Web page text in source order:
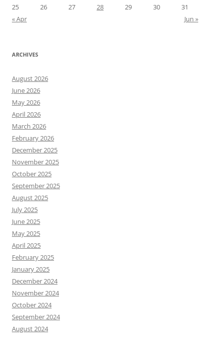
25
26 27 28 29 30
31
« Apr
Jun »
ARCHIVES
August 2026
June 2026
May 2026
April 2026
March 2026
February 2026
December 2025
November 2025
October 2025
September 2025
August 2025
July 2025
June 2025
May 2025
April 2025
February 2025
January 2025
December 2024
November 2024
October 2024
September 2024
August 2024